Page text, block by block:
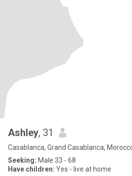
Ashley, 31
Casablanca, Grand Casablanca,
Seeking: Male 33 - 68
Have children: Yes - live at home